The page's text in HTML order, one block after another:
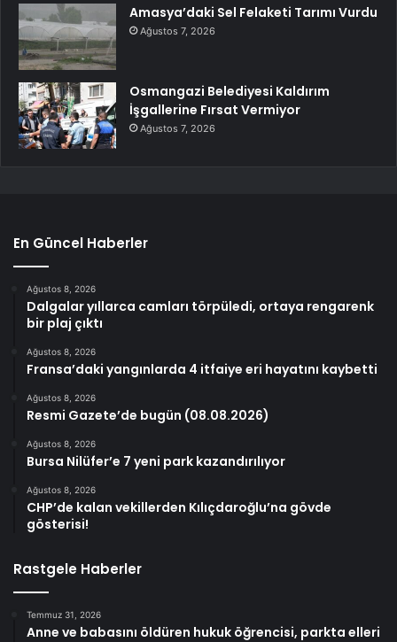
Amasya’daki Sel Felaketi Tarımı Vurdu
Ağustos 7, 2026
Osmangazi Belediyesi Kaldırım
İşgallerine Fırsat Vermiyor
Ağustos 7, 2026
En Güncel Haberler
Ağustos 8, 2026
Dalgalar yıllarca camları törpüledi, ortaya rengarenk
bir plaj çıktı
Ağustos 8, 2026
Fransa’daki yangınlarda 4 itfaiye eri hayatını kaybetti
Ağustos 8, 2026
Resmi Gazete’de bugün (08.08.2026)
Ağustos 8, 2026
Bursa Nilüfer’e 7 yeni park kazandırılıyor
Ağustos 8, 2026
CHP’de kalan vekillerden Kılıçdaroğlu’na gövde
gösterisi!
Rastgele Haberler
Temmuz 31, 2026
Anne ve babasını öldüren hukuk öğrencisi, parkta elleri